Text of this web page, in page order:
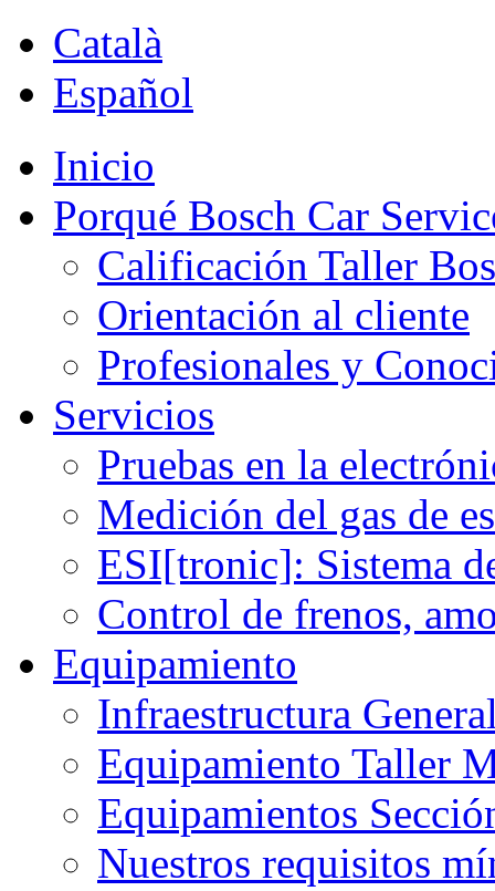
Català
Español
Inicio
Porqué Bosch Car
Calificación Taller
Orientación al cliente
Profesionales y
Servicios
Pruebas en la
Medición del gas de
ESI[tronic]: Sistema
Control de frenos,
Equipamiento
Infraestructura
Equipamiento Taller
Equipamientos
Nuestros requisitos